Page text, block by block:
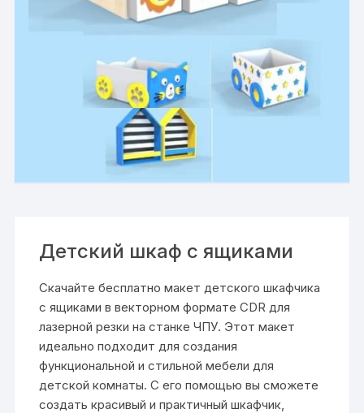
Детский шкаф с ящиками
Скачайте бесплатно макет детского шкафчика
с ящиками в векторном формате CDR для
лазерной резки на станке ЧПУ. Этот макет
идеально подходит для создания
функциональной и стильной мебели для
детской комнаты. С его помощью вы сможете
создать красивый и практичный шкафчик,